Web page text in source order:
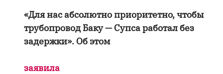
«Для нас абсолютно приоритетно, чтобы
трубопровод Баку — Супса работал без
задержки». Об этом
заявила